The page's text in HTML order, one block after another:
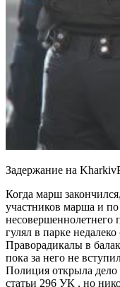
Задержание на
Когда марш
участников марша и
несовершеннолетнего
гулял в парке
Праворадикалы в
пока за него не
Полиция открыла дело
статьи 296 УК , но